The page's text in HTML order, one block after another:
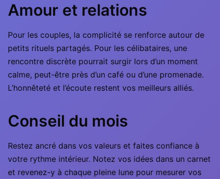
Amour et relations
Pour les couples, la complicité se renforce autour de
petits rituels partagés. Pour les célibataires, une
rencontre discrète pourrait surgir lors d’un moment
calme, peut-être près d’un café ou d’une promenade.
L’honnêteté et l’écoute restent vos meilleurs alliés.
Conseil du mois
Restez ancré dans vos valeurs et faites confiance à
votre rythme intérieur. Notez vos idées dans un carnet
et revenez-y à chaque pleine lune pour mesurer vos